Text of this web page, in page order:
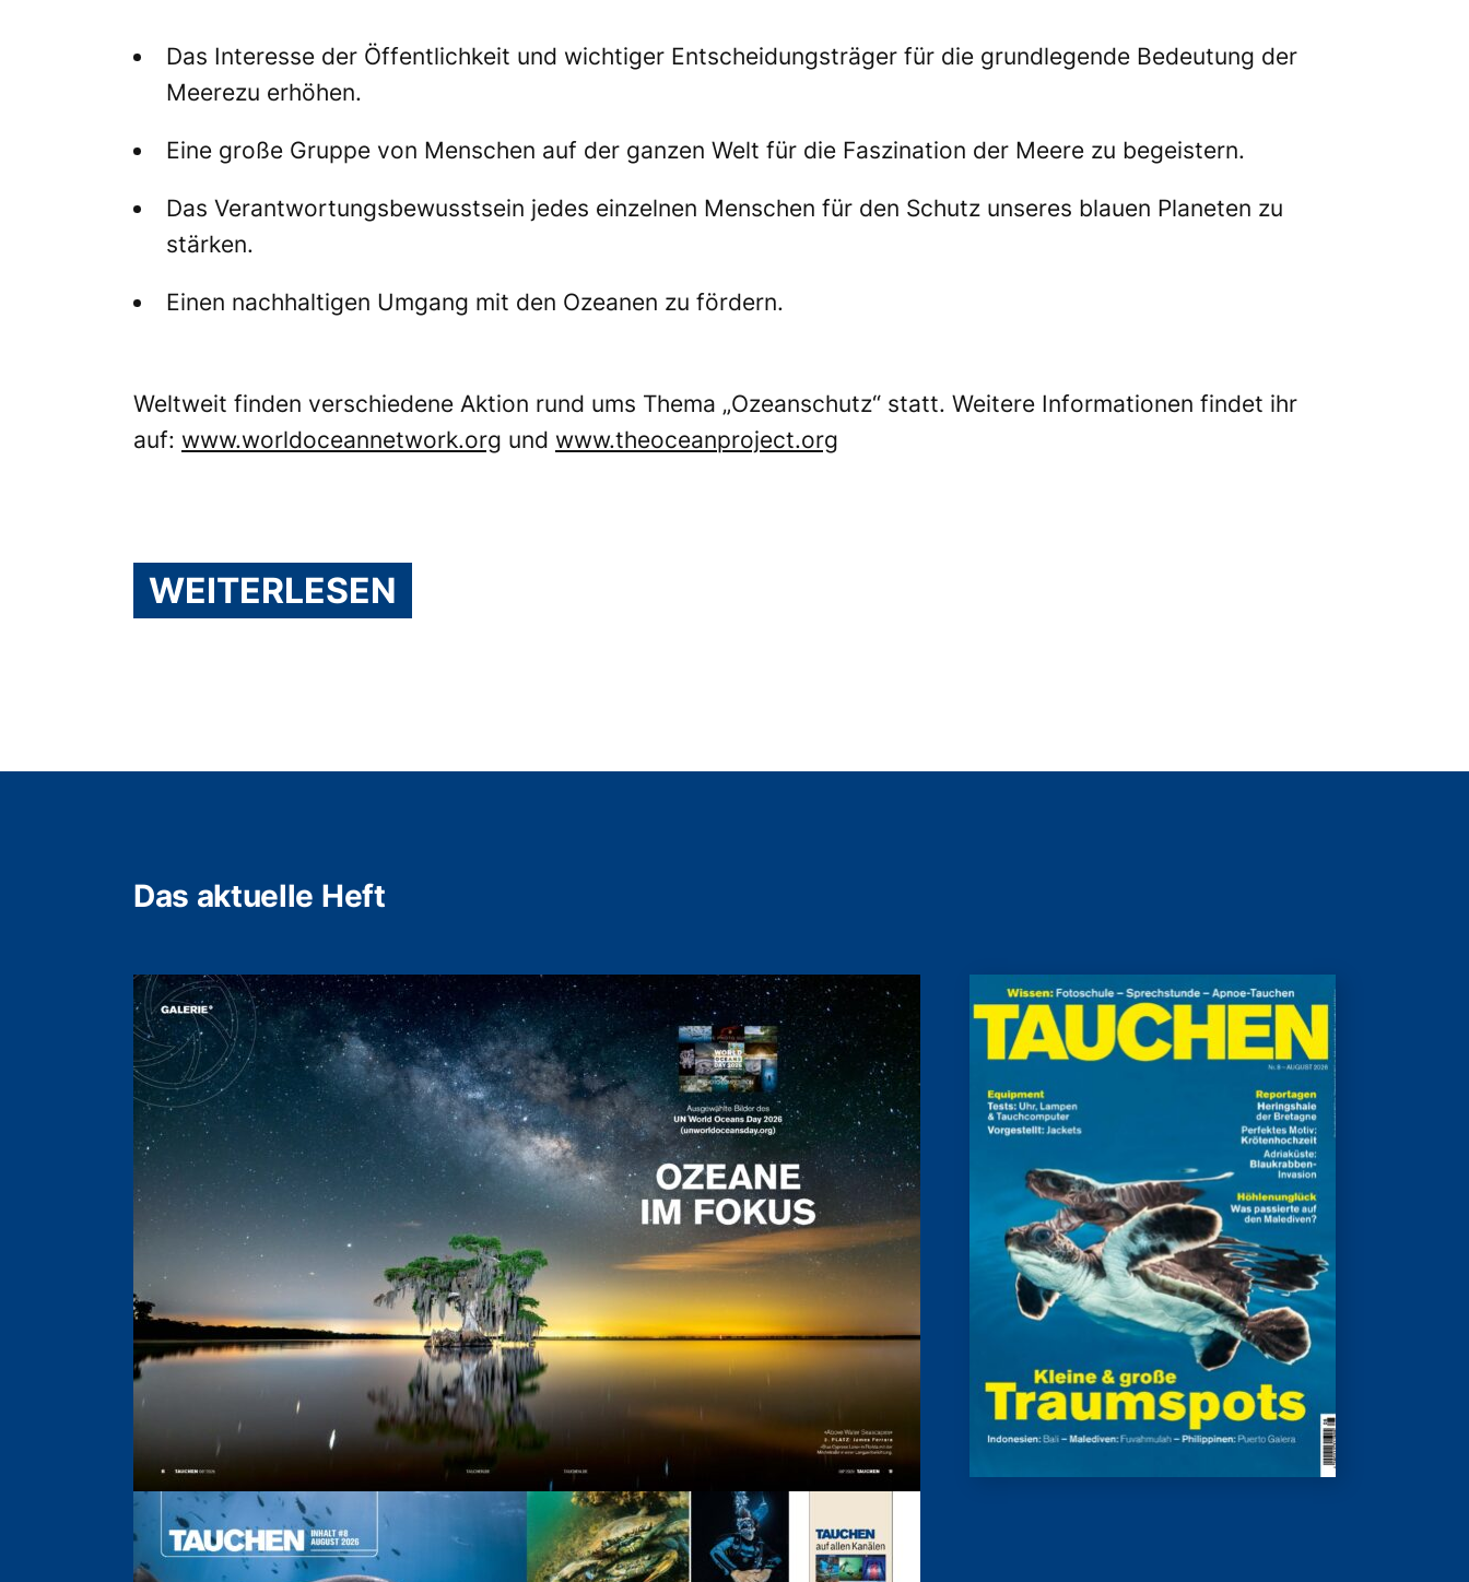
Das Interesse der Öffentlichkeit und wichtiger Entscheidungsträger für die grundlegende Bedeutung der
Meerezu erhöhen.
Eine große Gruppe von Menschen auf der ganzen Welt für die Faszination der Meere zu begeistern.
Das Verantwortungsbewusstsein jedes einzelnen Menschen für den Schutz unseres blauen Planeten zu
stärken.
Einen nachhaltigen Umgang mit den Ozeanen zu fördern.
Weltweit finden verschiedene Aktion rund ums Thema „Ozeanschutz“ statt. Weitere Informationen findet ihr
auf: www.worldoceannetwork.org und www.theoceanproject.org
WEITERLESEN
Das aktuelle Heft